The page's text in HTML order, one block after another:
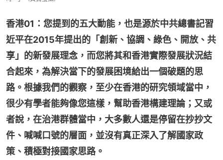
香港01：您提到的五大動能，也是源於中共總書記習
近平在2015年提出的「創新、協調、綠色、開放、共
享」的新發展理念，而您將其和香港實際發展狀況結
合起來，為解決當下的發展困境給出一個破題的思
路。根據我們的觀察，至少在香港的研究領域當中，
很少有學者能夠像您這樣，幫助香港構建理論；又或
者說，在治港群體當中，大多數人還是停留在抄抄文
件、喊喊口號的層面，並沒有真正深入了解國家政
策、積極對接國家思路。